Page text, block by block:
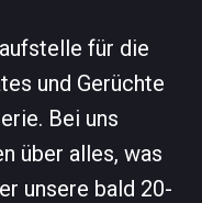
für die
und Gerüchte
Bei uns
über alles, was
unsere bald 20-